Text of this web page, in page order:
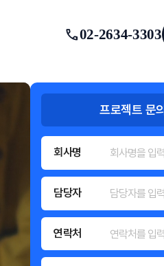
call02-2634-3303
프로젝트 문의
회사명
담당자
연락처